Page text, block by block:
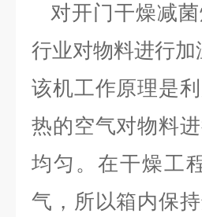
对开门干燥减菌
行业对物料进行加
该机工作原理是
热的空气对物料
均匀。在干燥工
气，所以箱内保